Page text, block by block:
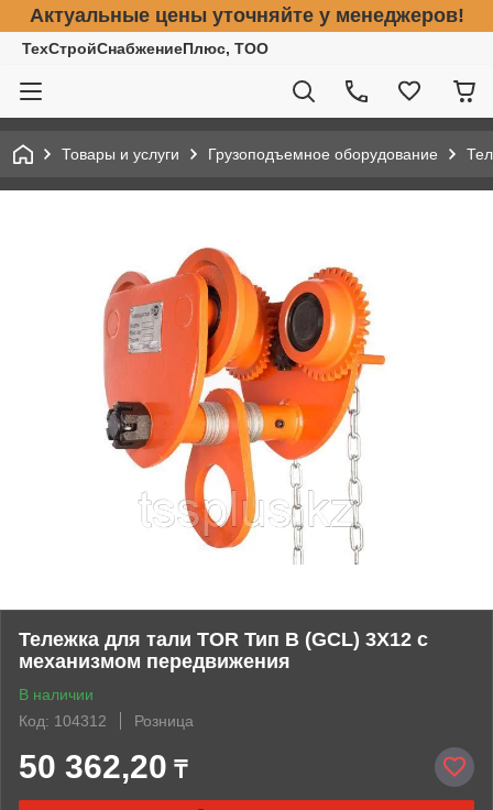
Актуальные цены уточняйте у менеджеров!
ТехСтройСнабжениеПлюс, ТОО
Товары и услуги Грузоподъемное оборудование
Тележка для тали TOR Тип В (GCL) 3Х12 с
механизмом передвижения
В наличии
Код: 104312
Розница
50 362,20 ₸